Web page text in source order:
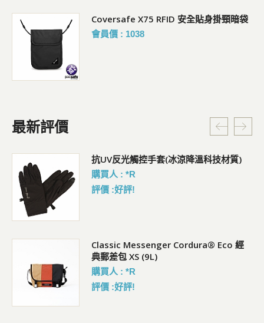
Coversafe X75 RFID 安全貼身掛頸暗袋
會員價 : 1038
最新評價
抗UV反光觸控手套(冰涼降溫科技材質)
購買人 : *R
評價 :好評!
Classic Messenger Cordura® Eco 經
典郵差包 XS (9L)
購買人 : *R
評價 :好評!